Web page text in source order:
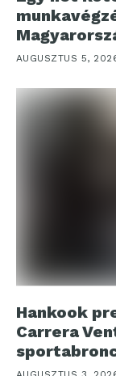
AUGUSZTUS 5,
Hankook
Carrera